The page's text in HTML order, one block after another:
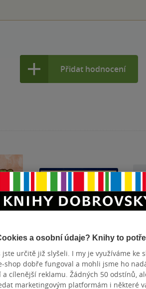
Přidat hodnocení
Nedostupné
Ryby
a osobní údaje? Knihy to
jste určitě již slyšeli. I my je využíváme ke
shop dobře fungoval a mohli jsme ho
cílenější reklamu. Žádných 50 odstínů,
marketingovým platformám i některé